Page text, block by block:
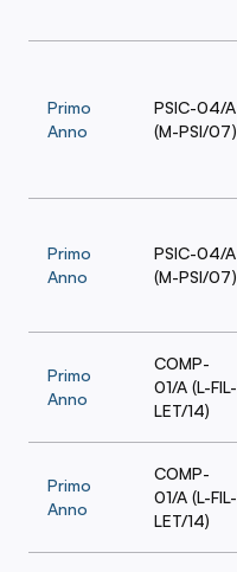
Primo
Anno
PSIC-04/A
(M-PSI/07)
Primo
Anno
PSIC-04/A
(M-PSI/07)
Primo
Anno
COMP-
01/A (L-FIL-
LET/14)
Primo
Anno
COMP-
01/A (L-FIL-
LET/14)